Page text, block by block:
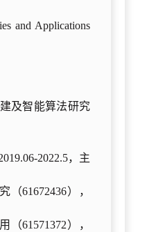
and Applications
及智能算法研究
2022.5，主
61672436），
61571372），